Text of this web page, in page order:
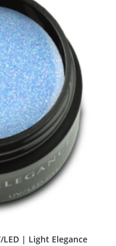
| Light Elegance